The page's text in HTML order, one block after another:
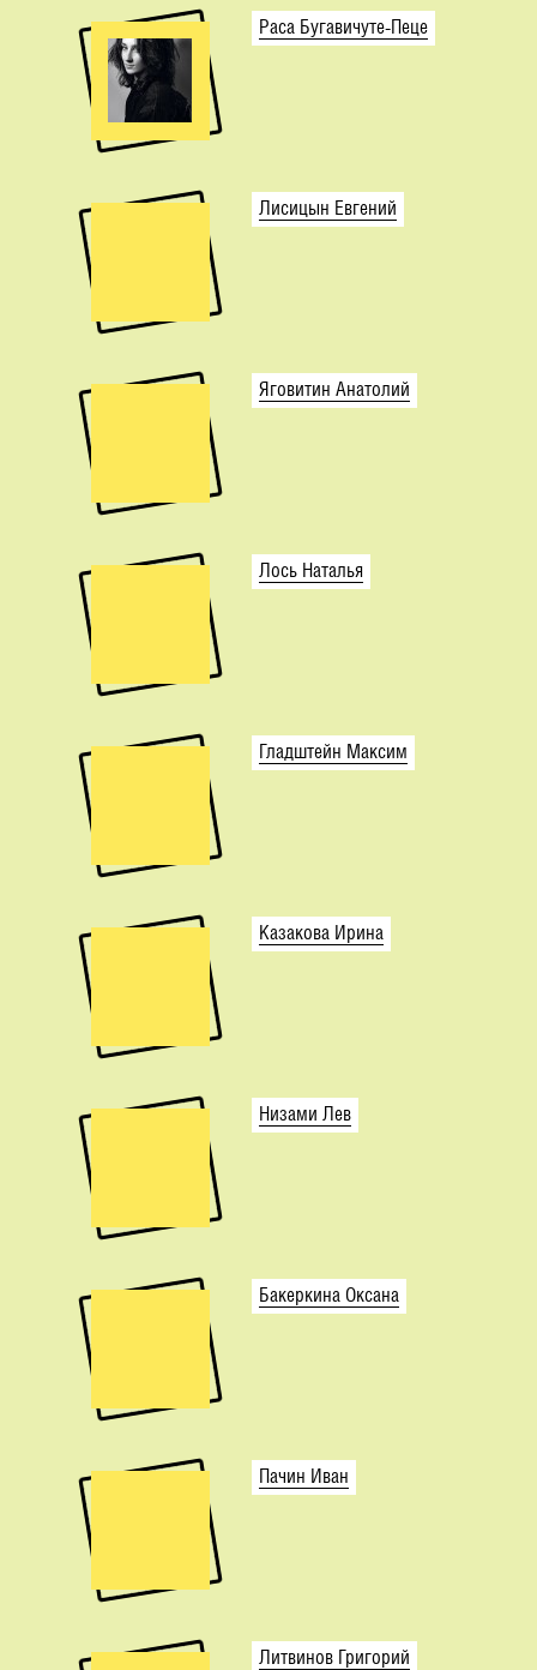
Раса Бугавичуте-Пеце
Лисицын Евгений
Яговитин Анатолий
Лось Наталья
Гладштейн Максим
Казакова Ирина
Низами Лев
Бакеркина Оксана
Пачин Иван
Литвинов Григорий